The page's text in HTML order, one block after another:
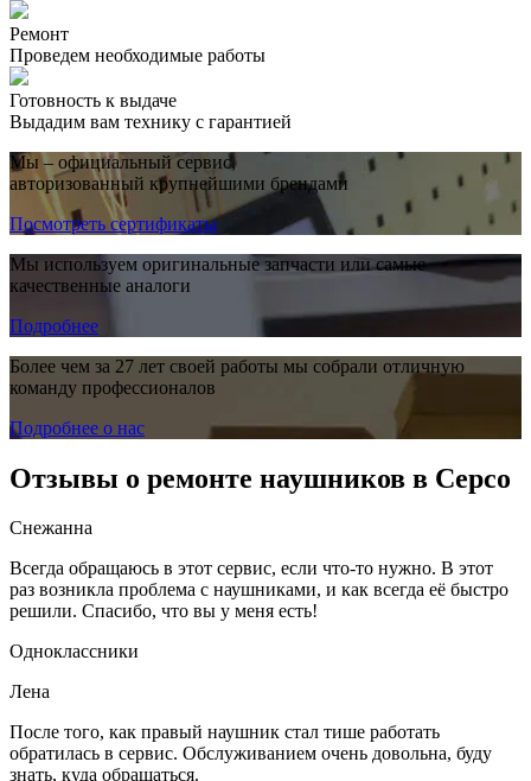
Ремонт
Проведем необходимые работы
Готовность к выдаче
Выдадим вам технику с гарантией
Мы – официальный сервис,
авторизованный крупнейшими брендами
Посмотреть сертификаты
Мы используем оригинальные запчасти или самые
качественные аналоги
Подробнее
Более чем за 27 лет своей работы мы собрали отличную
команду профессионалов
Подробнее о нас
Отзывы о ремонте наушников в Серсо
Снежанна
Всегда обращаюсь в этот сервис, если что-то нужно. В этот
раз возникла проблема с наушниками, и как всегда её быстро
решили. Спасибо, что вы у меня есть!
Одноклассники
Лена
После того, как правый наушник стал тише работать
обратилась в сервис. Обслуживанием очень довольна, буду
знать, куда обращаться.